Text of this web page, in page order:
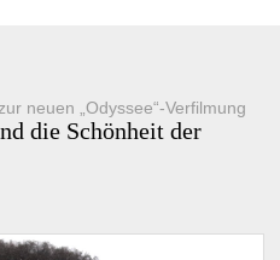
neuen „Odyssee“-Verfilmung
die Schönheit der